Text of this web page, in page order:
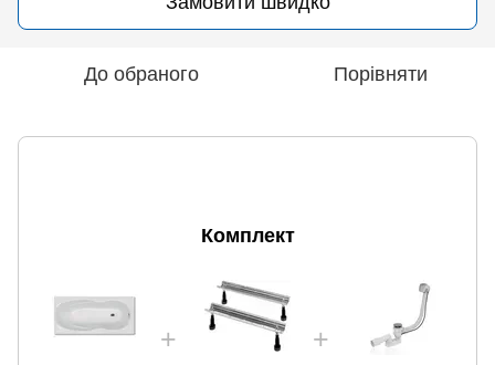
До обраного Порівняти
Комплект